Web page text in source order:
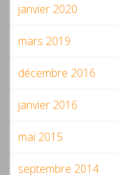
janvier 2020
mars 2019
décembre 2016
janvier 2016
mai 2015
septembre 2014